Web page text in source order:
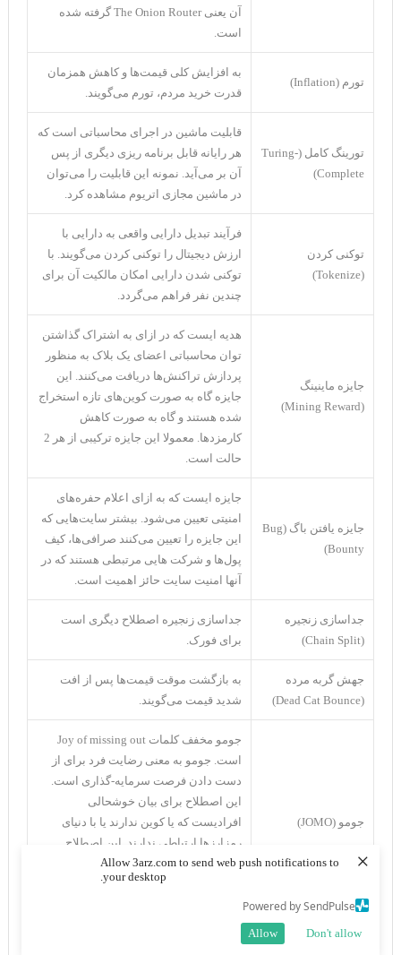
Allow 3arz.com to send web push notifications to
your desktop.
Powered by SendPulse
Don't allow
Allow
×
آن یعنی The Onion Router گرفته شده
است.
تورم (Inflation)
به افزایش کلی قیمت‌ها و کاهش همزمان
قدرت خرید مردم، تورم می‌گویند.
تورینگ کامل (Turing-
Complete)
قابلیت ماشین در اجرای محاسباتی است که
هر رایانه قابل برنامه ریزی دیگری از پس
آن بر می‌آید. نمونه این قابلیت را می‌توان
در ماشین مجازی اتریوم مشاهده کرد.
توکنی کردن
(Tokenize)
فرآیند تبدیل دارایی واقعی به دارایی با
ارزش دیجیتال را توکنی کردن می‌گویند. با
توکنی شدن دارایی امکان مالکیت آن برای
چندین نفر فراهم می‌گردد.
جایزه ماینینگ
(Mining Reward)
هدیه ایست که در ازای به اشتراک گذاشتن
توان محاسباتی اعضای یک بلاک به منظور
پردازش تراکنش‌ها دریافت می‌کنند. این
جایزه گاه به صورت کوین‌های تازه استخراج
شده هستند و گاه به صورت کاهش
کارمزد‌ها. معمولا این جایزه ترکیبی از هر 2
حالت است.
جایزه یافتن باگ (Bug
Bounty)
جایزه ایست که به ازای اعلام حفره‌های
امنیتی تعیین می‌شود. بیشتر سایت‌هایی که
این جایزه را تعیین می‌کنند صرافی‌ها، کیف
پول‌ها و شرکت هایی مرتبطی هستند که در
آنها امنیت سایت حائز اهمیت است.
جداسازی زنجیره
(Chain Split)
جداسازی زنجیره اصطلاح دیگری است
برای فورک.
جهش گربه مرده
(Dead Cat Bounce)
به بازگشت موقت قیمت‌ها پس از افت
شدید قیمت می‌گویند.
جومو (JOMO)
جومو مخفف کلمات Joy of missing out
است. جومو به معنی رضایت فرد برای از
دست دادن فرصت سرمایه-گذاری است.
این اصطلاح برای بیان خوشحالی
افرادیست که یا کوین ندارند یا با دنیای
رمزارز‌ها ارتباطی ندارند. این اصطلاح
پروژه کلاه‌برداری اعلام می‌شود یا قیمت‌ها
برای هزینه‌های گس در تراکنش‌های اتر از